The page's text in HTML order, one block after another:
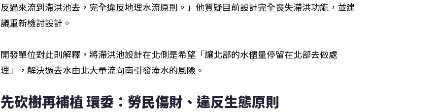
反過來流到滯洪池去，完全違反地理水流原則。」他質疑目前設計完全喪失滯洪功能，並建
議重新檢討設計。
開發單位對此則解釋，將滯洪池設計在北側是希望「讓北部的水儘量停留在北部去做處
理」，解決過去水由北大量流向南引發淹水的風險。
先砍樹再補植 環委：勞民傷財、違反生態原則